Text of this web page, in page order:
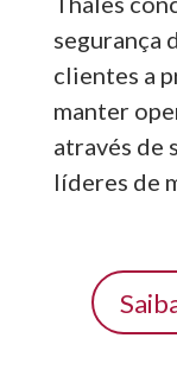
segurança
clientes a
manter
através de
líderes de